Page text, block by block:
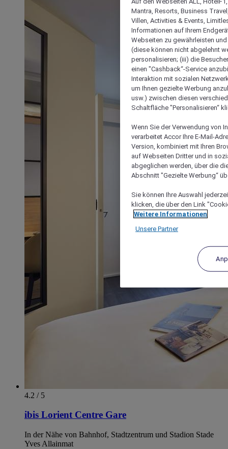
4.2 / 5
ibis Lorient Centre Gare
In der Nähe von Bahnhof, Stadtzentrum und Stadion Stade
Yves Allainmat
Mantra, Resorts, Business
Villen, Activities & Events,
Informationen auf Ihrem
Webseiten zu gewährleisten
(diese können nicht abgelehnt
personalisieren; (iii) die
einen "Cashback“-Service
Interaktion mit sozialen
um Ihnen gezielte Werbung
usw.) zwischen diesen
Schaltfläche "Personalisieren“
Wenn Sie der Verwendung von
verarbeitet Accor Ihre E-Mail-
Version, kombiniert mit Ihren
auf Webseiten Dritter und in
abgeglichen werden, über die
Abschnitt "Gezielte Werbung“
Sie können Ihre Auswahl
klicken, die über den Link
Weitere Informationen
Unsere Partner